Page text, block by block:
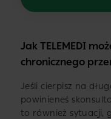
Jak TELEMEDI
chronicznego
Jeśli cierpisz na
powinieneś
to również sytuacji,